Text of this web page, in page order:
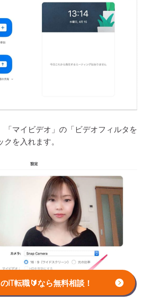
IT転職🔰なら無料相談！
「マイビデオ」の「ビデオフィルタを
を入れます。